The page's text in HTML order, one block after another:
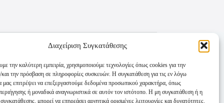
Διαχείριση Συγκατάθεσης
την καλύτερη εμπειρία, χρησιμοποιούμε τεχνολογίες όπως cookies για την
την πρόσβαση σε πληροφορίες συσκευών. Η συγκατάθεση για τις εν λόγω
μας επιτρέψει να επεξεργαστούμε δεδομένα προσωπικού χαρακτήρα, όπως
ή μοναδικά αναγνωριστικά σε αυτόν τον ιστότοπο. Η μη συγκατάθεση ή η
μπορεί να επηρεάσει αρνητικά ορισμένες λειτουργίες και δυνατότητες.